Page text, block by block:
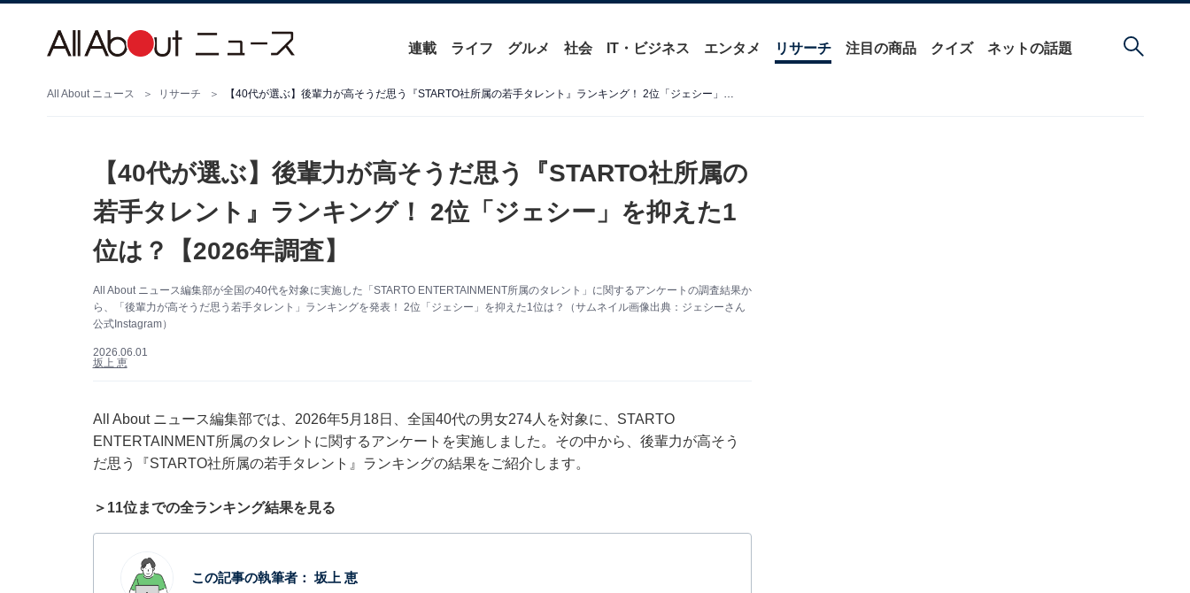
連載 ライフ グルメ 社会 IT・ビジネス エンタメ リサーチ 注目の商品 クイズ ネットの話題
All About ニュース リサーチ 【40代が選ぶ】後輩力が高そうだ思う『STARTO社所属の若手タレント』ランキング！ 2位「ジェシー」を抑えた1位は？【2026年調査】
【40代が選ぶ】後輩力が高そうだ思う『STARTO社所属の
若手タレント』ランキング！ 2位「ジェシー」を抑えた1
位は？【2026年調査】
All About ニュース編集部が全国の40代を対象に実施した「STARTO ENTERTAINMENT所属のタレント」に関するアンケートの調査結果か
ら、「後輩力が高そうだ思う若手タレント」ランキングを発表！ 2位「ジェシー」を抑えた1位は？（サムネイル画像出典：ジェシーさん
公式Instagram）
2026.06.01
坂上 恵
All About ニュース編集部では、2026年5月18日、全国40代の男女274人を対象に、STARTO
ENTERTAINMENT所属のタレントに関するアンケートを実施しました。その中から、後輩力が高そう
だ思う『STARTO社所属の若手タレント』ランキングの結果をご紹介します。
＞11位までの全ランキング結果を見る
この記事の執筆者： 坂上 恵